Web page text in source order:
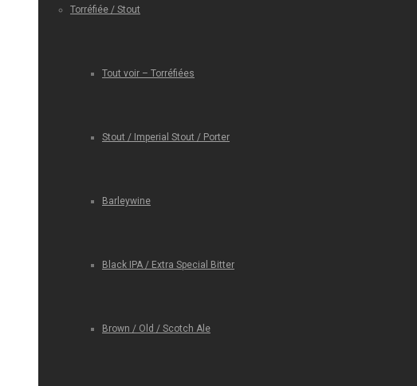
Torréfiée / Stout
Tout voir – Torréfiées
Stout / Imperial Stout / Porter
Barleywine
Black IPA / Extra Special Bitter
Brown / Old / Scotch Ale